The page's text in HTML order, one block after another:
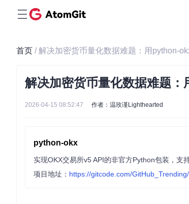
首页 / 解决加密货币量化数据难题：用python-
解决加密货币量化数据难题
2026-04-15 08:52:47 作者：温玫谨Lighthearted
python-okx
项目地址： https://gitcode.com/